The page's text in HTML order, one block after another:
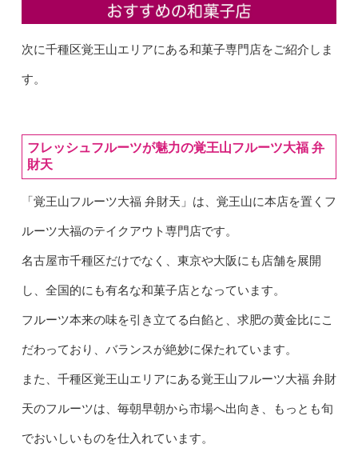
次に千種区覚王山エリアにある和菓子専門店をご紹介しま
す。
フレッシュフルーツが魅力の覚王山フルーツ大福 弁
財天
「覚王山フルーツ大福 弁財天」は、覚王山に本店を置くフ
ルーツ大福のテイクアウト専門店です。
名古屋市千種区だけでなく、東京や大阪にも店舗を展開
し、全国的にも有名な和菓子店となっています。
フルーツ本来の味を引き立てる白餡と、求肥の黄金比にこ
だわっており、バランスが絶妙に保たれています。
また、千種区覚王山エリアにある覚王山フルーツ大福 弁財
天のフルーツは、毎朝早朝から市場へ出向き、もっとも旬
でおいしいものを仕入れています。